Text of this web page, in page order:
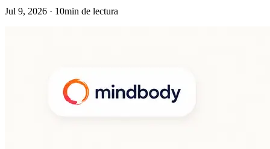
Jul 9, 2026 · 10min de lectura